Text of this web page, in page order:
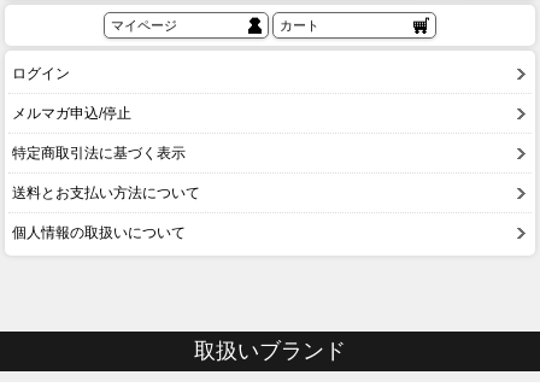
マイページ カート
ログイン
メルマガ申込/停止
特定商取引法に基づく表示
送料とお支払い方法について
個人情報の取扱いについて
取扱いブランド